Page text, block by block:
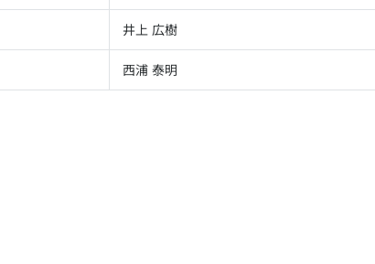
井上 広樹
西浦 泰明